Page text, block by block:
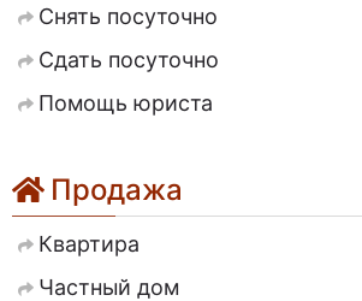
Снять посуточно
Сдать посуточно
Помощь юриста
Продажа
Квартира
Частный дом